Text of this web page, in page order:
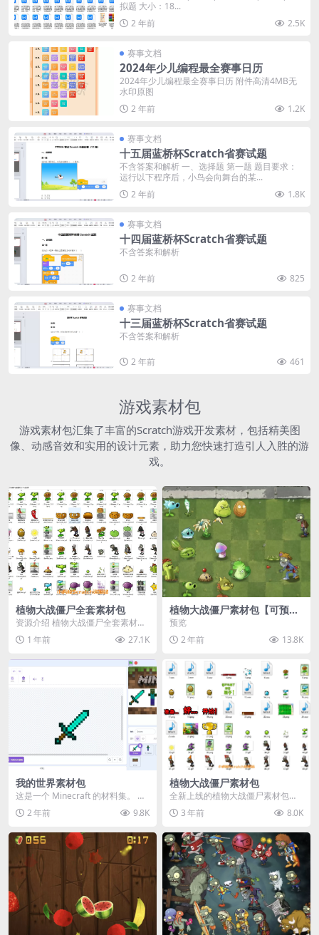
拟题 大小：18...
2 年前
2.5K
赛事文档
2024年少儿编程最全赛事日历
2024年少儿编程最全赛事日历 附件高清4MB无
水印原图
2 年前
1.2K
赛事文档
十五届蓝桥杯Scratch省赛试题
不含答案和解析 一、选择题 第一题 题目要求：
运行以下程序后，小鸟会向舞台的某...
2 年前
1.8K
赛事文档
十四届蓝桥杯Scratch省赛试题
不含答案和解析
2 年前 825
赛事文档
十三届蓝桥杯Scratch省赛试题
不含答案和解析
2 年前 461
游戏素材包
游戏素材包汇集了丰富的Scratch游戏开发素材，包括精美图
像、动感音效和实用的设计元素，助力您快速打造引人入胜的游
戏。
植物大战僵尸全套素材包
资源介绍 植物大战僵尸全套素材
包，包含227个丰富多样的素材，
涵盖角色、背景、动...
1 年前 27.1K
植物大战僵尸素材包【可预
览】
预览
2 年前
13.8K
我的世界素材包
这是一个 Minecraft 的材料集。 操
作方法如下： 工具 → 右箭头 怪物...
2 年前 9.8K
植物大战僵尸素材包
全新上线的植物大战僵尸素材包，
内含48个精选资源，涵盖角色、场
景、音效等多样内容...
3 年前 8.0K